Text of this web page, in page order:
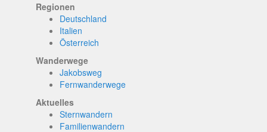
Regionen
Deutschland
Italien
Österreich
Wanderwege
Jakobsweg
Fernwanderwege
Aktuelles
Sternwandern
Familienwandern